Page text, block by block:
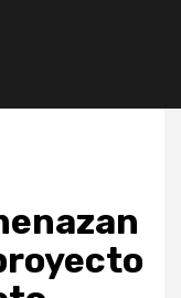
el proyecto de ley